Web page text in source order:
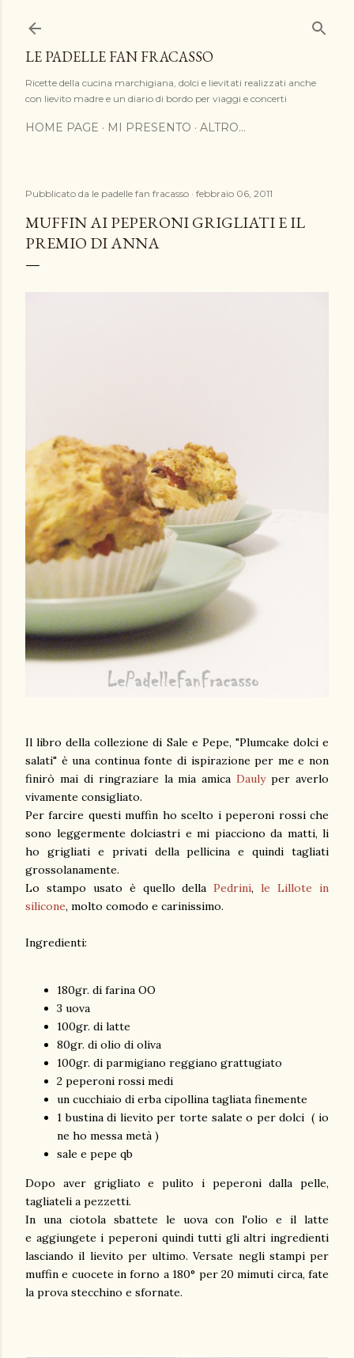
LE PADELLE FAN FRACASSO
Ricette della cucina marchigiana, dolci e lievitati realizzati anche
con lievito madre e un diario di bordo per viaggi e concerti
HOME PAGE MI PRESENTO ALTRO…
Pubblicato da le padelle fan fracasso febbraio 06, 2011
MUFFIN AI PEPERONI GRIGLIATI E IL
PREMIO DI ANNA
Il libro della collezione di Sale e Pepe, "Plumcake dolci e
salati" è una continua fonte di ispirazione per me e non
finirò mai di ringraziare la mia amicaDaulyper averlo
vivamente consigliato.
Per farcire questi muffin ho scelto i peperoni rossi che
sono leggermente dolciastri e mi piacciono da matti, li
ho grigliati e privati della pellicina e quindi tagliati
grossolanamente.
Lo stampo usato è quello dellaPedrini,le Lillote in
silicone, molto comodo e carinissimo.
Ingredienti:
180gr. di farina OO
3 uova
100gr. di latte
80gr. di olio di oliva
100gr. di parmigiano reggiano grattugiato
2 peperoni rossi medi
un cucchiaio di erba cipollina tagliata finemente
1 bustina di lievito per torte salate o per dolci ( io
ne ho messa metà )
sale e pepe qb
Dopo aver grigliato e pulito i peperoni dalla pelle,
tagliateli a pezzetti.
In una ciotola sbattete le uova con l'olio e il latte
e aggiungete i peperoni quindi tutti gli altri ingredienti
lasciando il lievito per ultimo. Versate negli stampi per
muffin e cuocete in forno a 180° per 20 mimuti circa, fate
la prova stecchino e sfornate.